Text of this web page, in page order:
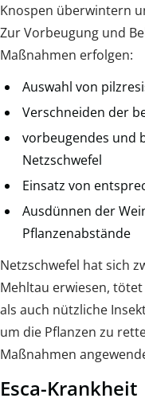
Knospen überwintern
Zur Vorbeugung und
Maßnahmen erfolgen:
Auswahl von
Verschneiden der
vorbeugendes und
Netzschwefel
Einsatz von
Ausdünnen der
Pflanzenabstände
Netzschwefel hat sich
Mehltau erwiesen,
als auch nützliche
um die Pflanzen zu
Maßnahmen
Esca-Krankheit